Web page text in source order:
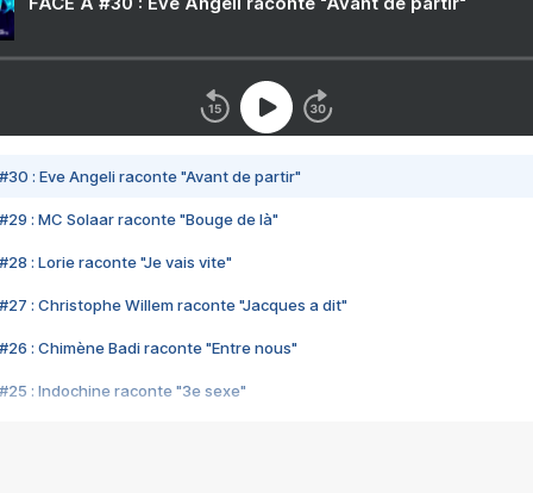
#30 : Eve Angeli raconte "Avant de partir"
#29 : MC Solaar raconte "Bouge de là"
#28 : Lorie raconte "Je vais vite"
#27 : Christophe Willem raconte "Jacques a dit"
#26 : Chimène Badi raconte "Entre nous"
#25 : Indochine raconte "3e sexe"